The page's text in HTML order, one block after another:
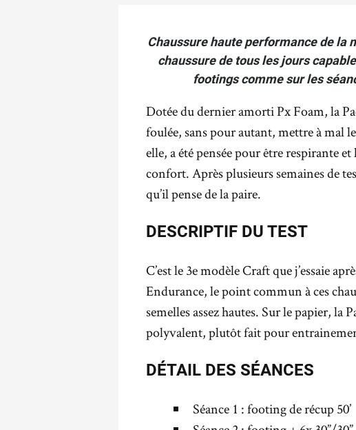
Chaussure haute performance de la
chaussure de tous les jours
footings comme sur les
Dotée du dernier amorti Px Foam, la
foulée, sans pour autant, mettre à mal
elle, a été pensée pour être respirante
confort. Après plusieurs semaines de
qu’il pense de la paire.
DESCRIPTIF DU TEST
C’est le 3e modèle Craft que j’essaie
Endurance, le point commun à ces
semelles assez hautes. Sur le papier, la
polyvalent, plutôt fait pour
DÉTAIL DES SÉANCES
Séance 1 : footing de récup 50’